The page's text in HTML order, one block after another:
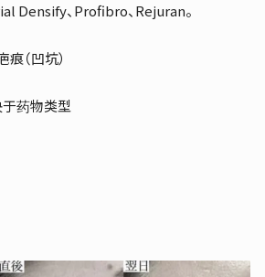
Densify、Profibro、Rejuran。
（凹坑）
药物类型